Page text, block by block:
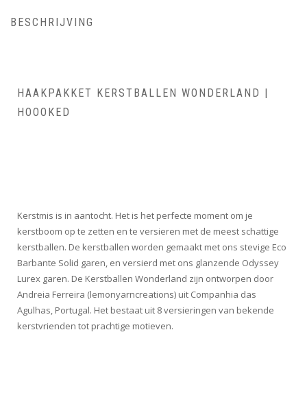
BESCHRIJVING
HAAKPAKKET KERSTBALLEN WONDERLAND |
HOOOKED
Kerstmis is in aantocht. Het is het perfecte moment om je
kerstboom op te zetten en te versieren met de meest schattige
kerstballen. De kerstballen worden gemaakt met ons stevige Eco
Barbante Solid garen, en versierd met ons glanzende Odyssey
Lurex garen. De Kerstballen Wonderland zijn ontworpen door
Andreia Ferreira (lemonyarncreations) uit Companhia das
Agulhas, Portugal. Het bestaat uit 8 versieringen van bekende
kerstvrienden tot prachtige motieven.